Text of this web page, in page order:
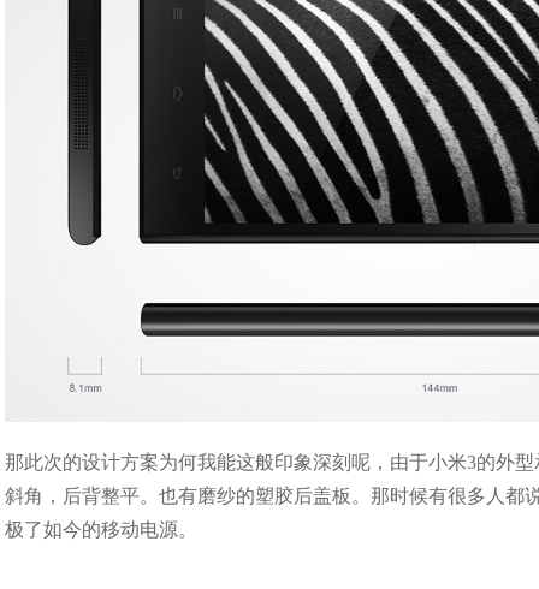
那此次的设计方案为何我能这般印象深刻呢，由于小米3的外
斜角，后背整平。也有磨纱的塑胶后盖板。那时候有很多人
极了如今的移动电源。